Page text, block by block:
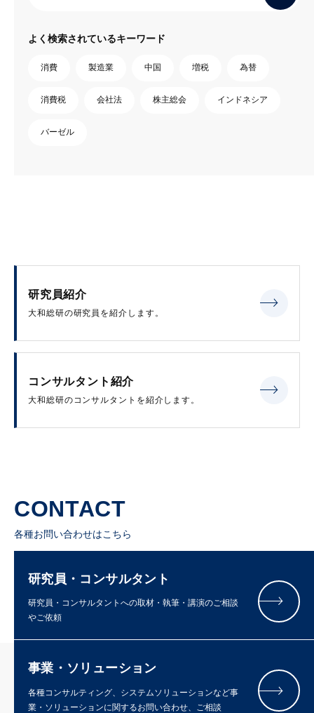
よく検索されているキーワード
消費 製造業 中国 増税 為替
消費税 会社法 株主総会 インドネシア
バーゼル
研究員紹介
大和総研の研究員を紹介します。
コンサルタント紹介
大和総研のコンサルタントを紹介します。
CONTACT
各種お問い合わせはこちら
研究員・コンサルタント
研究員・コンサルタントへの取材・執筆・講演のご相談
やご依頼
事業・ソリューション
各種コンサルティング、システムソリューションなど事
業・ソリューションに関するお問い合わせ、ご相談